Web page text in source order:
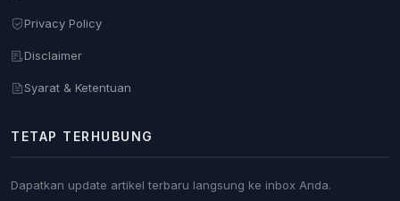
Privacy Policy
Disclaimer
Syarat & Ketentuan
TETAP TERHUBUNG
Dapatkan update artikel terbaru langsung ke inbox Anda.